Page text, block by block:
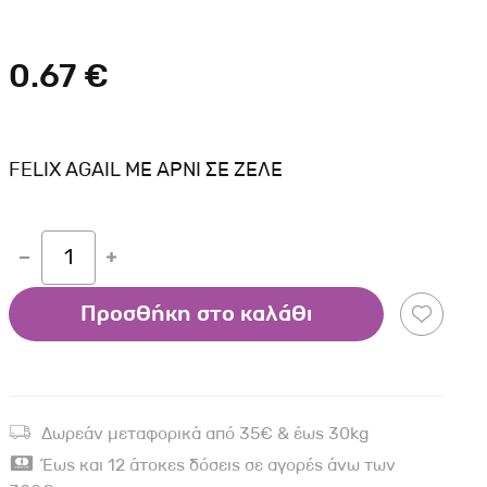
0.67 €
FELIX AGAIL ΜΕ ΑΡΝΙ ΣΕ ΖΕΛΕ
1
Προσθήκη στο καλάθι
Δωρεάν μεταφορικά από 35€ & έως 30kg
Έως και 12 άτοκες δόσεις σε αγορές άνω των